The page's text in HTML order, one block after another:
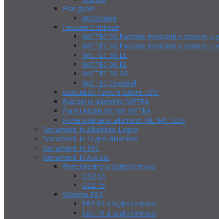
Frangisole
Wictsolaire
Facciate Continue
WICTEC 50 Facciate montanti e traversi –
WICTEC 60 Facciate montanti e traversi –
WICTEC 50 EL
WICTEC 60 EL
WICTEC 50 SG
WICTEC DuoWall
Evacuatori fumo e calore -EFC
Balconi in alluminio METRA
Pareti Mobili NC100 METRA
Porte interne in alluminio METRA-FLEX
Serramenti in Alluminio-Legno
Serramenti in Legno-Alluminio
Serramenti in PVC
Serramenti in Acciaio
Ferrofinestra a taglio termico
OS2 65
OS2 75
Sistema EBE
EBE 65 a taglio termico
EBE 75 a taglio termico